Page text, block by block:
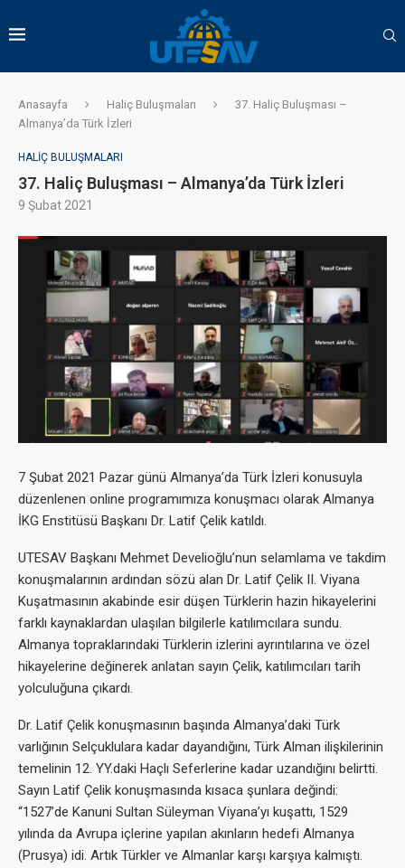
Anasayfa Haliç Buluşmaları
37. Haliç Buluşması –
Almanya’da Türk İzleri
HALIÇ BULUŞMALARI
37. Haliç Buluşması – Almanya’da Türk İzleri
9 Şubat 2021
7 Şubat 2021 Pazar günü Almanya’da Türk İzleri konusuyla
düzenlenen online programımıza konuşmacı olarak Almanya
İKG Enstitüsü Başkanı Dr. Latif Çelik katıldı.
UTESAV Başkanı Mehmet Develioğlu’nun selamlama ve takdim
konuşmalarının ardından sözü alan Dr. Latif Çelik II. Viyana
Kuşatmasının akabinde esir düşen Türklerin hazin hikayelerini
farklı kaynaklardan ulaşılan bilgilerle katılımcılara sundu.
Almanya topraklarındaki Türklerin izlerini ayrıntılarına ve özel
hikayelerine değinerek anlatan sayın Çelik, katılımcıları tarih
yolculuğuna çıkardı.
Dr. Latif Çelik konuşmasının başında Almanya’daki Türk
varlığının Selçuklulara kadar dayandığını, Türk Alman ilişkilerinin
temelinin 12. YY.daki Haçlı Seferlerine kadar uzandığını belirtti.
Sayın Latif Çelik konuşmasında kısaca şunlara değindi:
“1527’de Kanuni Sultan Süleyman Viyana’yı kuşattı, 1529
yılında da Avrupa içlerine yapılan akınların hedefi Almanya
(Prusya) idi. Artık Türkler ve Almanlar karşı karşıya kalmıştı.